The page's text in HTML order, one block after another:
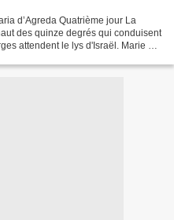
d’Agreda Quatrième jour La
des quinze degrés qui conduisent
attendent le lys d'Israël. Marie est